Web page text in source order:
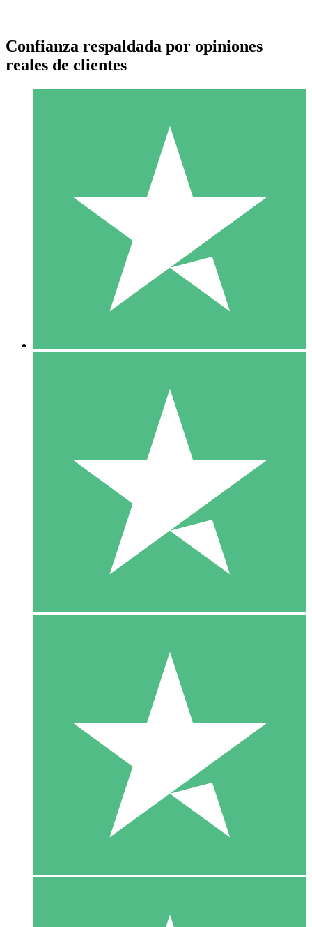
Paquetes de Créditos Individuales
Paga según el uso con créditos de descarga. Sin compromiso
10 00
10 Descargas
20 00
Confianza respaldada por opiniones
reales de clientes